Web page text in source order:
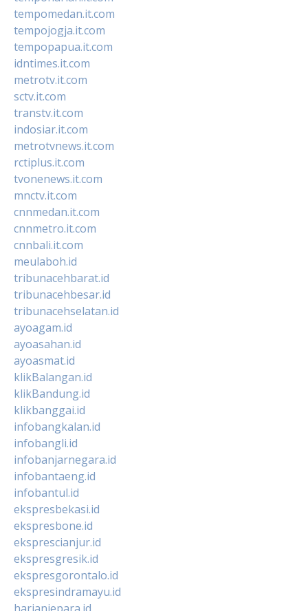
tempomedan.it.com
tempojogja.it.com
tempopapua.it.com
idntimes.it.com
metrotv.it.com
sctv.it.com
transtv.it.com
indosiar.it.com
metrotvnews.it.com
rctiplus.it.com
tvonenews.it.com
mnctv.it.com
cnnmedan.it.com
cnnmetro.it.com
cnnbali.it.com
meulaboh.id
tribunacehbarat.id
tribunacehbesar.id
tribunacehselatan.id
ayoagam.id
ayoasahan.id
ayoasmat.id
klikBalangan.id
klikBandung.id
klikbanggai.id
infobangkalan.id
infobangli.id
infobanjarnegara.id
infobantaeng.id
infobantul.id
ekspresbekasi.id
ekspresbone.id
eksprescianjur.id
ekspresgresik.id
ekspresgorontalo.id
ekspresindramayu.id
harianjepara.id